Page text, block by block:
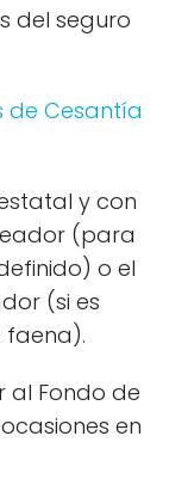
del seguro
de Cesantía
y con
(para
o el
(si es
al Fondo de
en